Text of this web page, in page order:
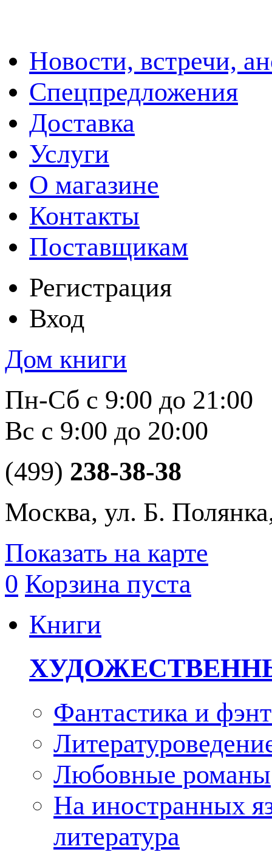
Новости, встречи,
Спецпредложения
Доставка
Услуги
О магазине
Контакты
Поставщикам
Регистрация
Вход
Дом книги
Пн-Сб с 9:00 до 21:00
Вс с 9:00 до 20:00
(499) 238-38-38
Москва, ул. Б.
Показать на карте
0 Корзина пуста
Книги
Фантастика и
Любовные романы
На иностранных
литература